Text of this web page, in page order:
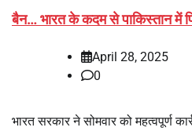
बैन… भारत के कदम से पाकिस्तान में
April 28, 2025
0
भारत सरकार ने सोमवार को महत्वपूर्ण